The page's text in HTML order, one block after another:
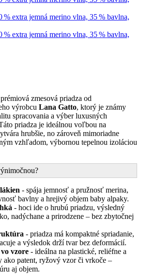
zmesová priadza od
výrobcu Lana Gatto, ktorý je známy
spracovania a výber luxusných
priadza je ideálnou voľbou na
hrubšie, no zároveň mimoriadne
vzhľadom, výbornou tepelnou izoláciou
- spája jemnosť a pružnosť merina,
bavlny a hrejivý objem baby alpaky.
- hoci ide o hrubú priadzu, výsledný
nadýchane a prirodzene – bez zbytočnej
- priadza má kompaktné spriadanie,
a výsledok drží tvar bez deformácií.
vzore - ideálna na plastické, reliéfne a
ako patent, ryžový vzor či vrkoče –
aj objem.